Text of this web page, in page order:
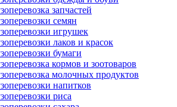
запчастей
семян
игрушек
лаков и красок
бумаги
кормов и зоотоваров
молочных продуктов
напитков
риса